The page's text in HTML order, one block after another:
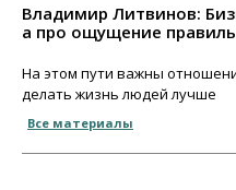
Владимир Литвинов:
а про ощущение
На этом пути важны
делать жизнь людей лучше
Все материалы